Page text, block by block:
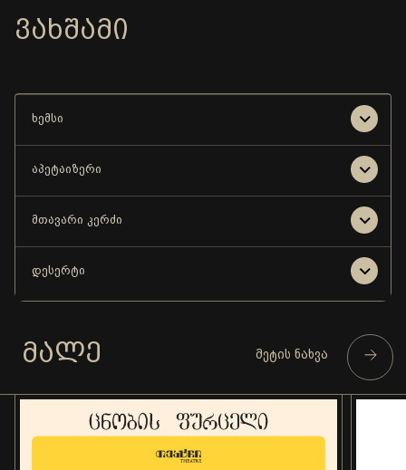
ᲕᲐᲮᲨᲐᲛᲘ
ხემსი
აპეტაიზერი
მთავარი კერძი
დესერტი
ᲛᲐᲚᲔ მეტის ნახვა